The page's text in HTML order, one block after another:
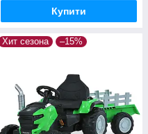
Купити
Хит сезона –15%